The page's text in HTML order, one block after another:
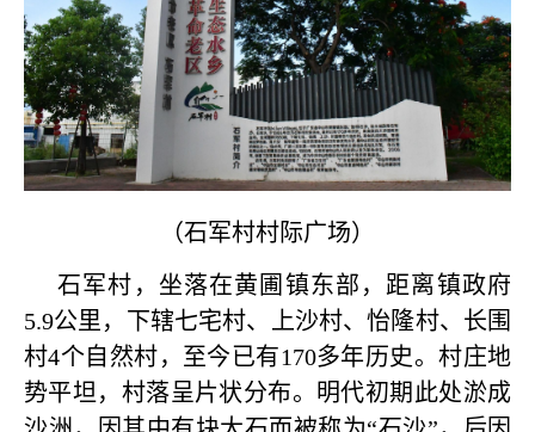
（石军村村际广场）
石军村，坐落在黄圃镇东部，距离镇政府
5.9公里，下辖七宅村、上沙村、怡隆村、长围
村4个自然村，至今已有170多年历史。村庄地
势平坦，村落呈片状分布。明代初期此处淤成